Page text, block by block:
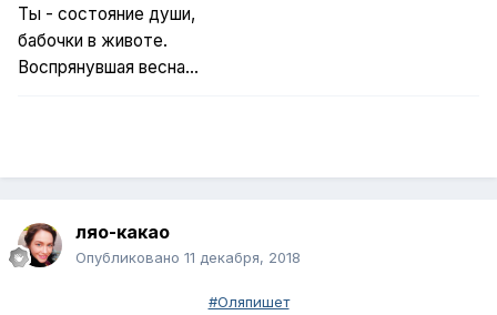
Ты - состояние души,
бабочки в животе.
Воспрянувшая весна...
ляо-какао
Опубликовано 11 декабря, 2018
#Оляпишет